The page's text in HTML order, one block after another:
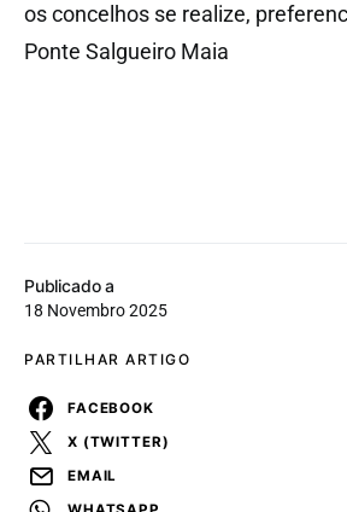
Publicado a
18 Novembro 2025
PARTILHAR ARTIGO
FACEBOOK
X (TWITTER)
EMAIL
os concelhos se realize,
Ponte Salgueiro Maia